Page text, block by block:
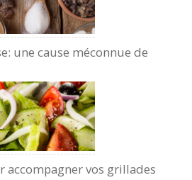
une cause méconnue de
accompagner vos grillades